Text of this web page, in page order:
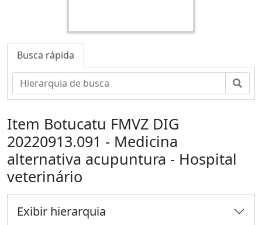
Busca rápida
Item Botucatu FMVZ DIG
20220913.091 - Medicina
alternativa acupuntura - Hospital
veterinário
Exibir hierarquia